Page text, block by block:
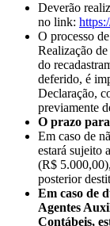
Deverão
no link:
O processo
Realização
do
deferido, é
Declaração,
previamente
O prazo
Em caso de
estará sujeito
(R$
posterior
Em caso de
Agentes
Contábeis,